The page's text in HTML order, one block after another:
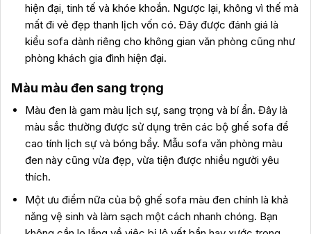
hiện đại, tinh tế và khóe khoắn. Ngược lại, không vì thế mà
mất đi vẻ đẹp thanh lịch vốn có. Đây được đánh giá là
kiểu sofa dành riêng cho không gian văn phòng cũng như
phòng khách gia đình hiện đại.
Màu màu đen sang trọng
Màu đen là gam màu lịch sự, sang trọng và bí ẩn. Đây là
màu sắc thường được sử dụng trên các bộ ghế sofa để
cao tính lịch sự và bóng bẩy. Mẫu sofa văn phòng màu
đen này cũng vừa đẹp, vừa tiện được nhiều người yêu
thích.
Một ưu điểm nữa của bộ ghế sofa màu đen chính là khả
năng vệ sinh và làm sạch một cách nhanh chóng. Bạn